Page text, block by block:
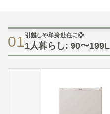
01引越しや単身赴任に◎
1人暮らし: 90〜199L